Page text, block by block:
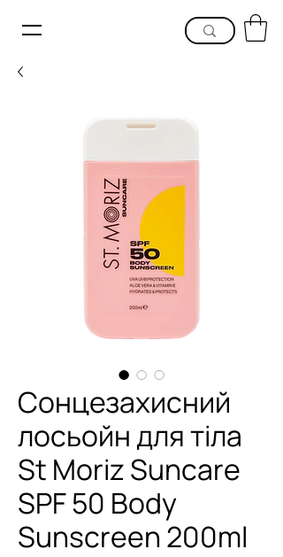
Сонцезахисний
лосьойн для тіла
St Moriz Suncare
SPF 50 Body
Sunscreen 200ml